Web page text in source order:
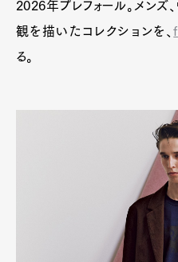
2026年プレフォール。メンズ
観を描いたコレクションを、
る。